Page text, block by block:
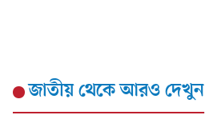
জাতীয়থেকে আরও দেখুন